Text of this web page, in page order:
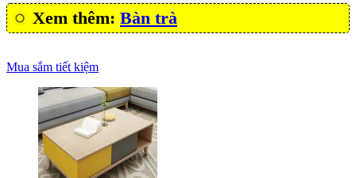
Xem thêm: Bàn trà
Mua sắm tiết kiệm